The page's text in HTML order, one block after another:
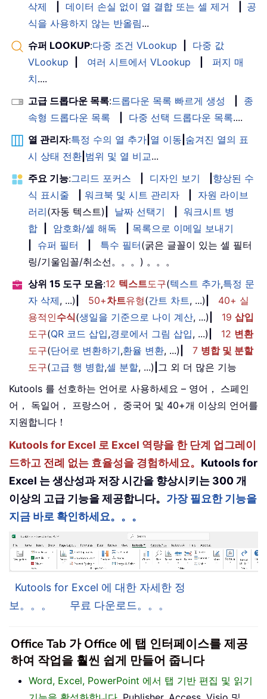
삭제
데이터 손실 없이 열 결합 또는 셀 제거
공
식을 사용하지 않는 반올림...
슈퍼 LOOKUP:다중 조건 VLookup
다중 값
VLookup
여러 시트에서 VLookup
퍼지 매
치....
고급 드롭다운 목록:드롭다운 목록 빠르게 생성
종
속형 드롭다운 목록
다중 선택 드롭다운 목록....
열 관리자:특정 수의 열 추가 열 이동 숨겨진 열의 표
시 상태 전환 범위 및 열 비교...
주요 기능:그리드 포커스 디자인 보기
향상된 수
식 표시줄
워크북 및 시트 관리자
자원 라이브
러리(자동 텍스트) 날짜 선택기
워크시트 병
합
암호화/셀 해독
목록으로 이메일 보내기
슈퍼 필터 특수 필터(굵은 글꼴이 있는 셀 필터
링/기울임꼴/취소선。。。) 。。。
상위 15 도구 모음:12 텍스트도구(텍스트 추가,특정 문
자 삭제, ...) 50+차트유형(간트 차트, ...)
40+ 실
용적인수식(생일을 기준으로 나이 계산, ...) 19 삽입
도구(QR 코드 삽입,경로에서 그림 삽입, ...) 12 변환
도구(단어로 변환하기,환율 변환, ...) 7 병합 및 분할
도구(고급 행 병합,셀 분할, ...) 그 외 더 많은 기능
Kutools 를 선호하는 언어로 사용하세요 – 영어， 스페인
어， 독일어， 프랑스어， 중국어 및 40+개 이상의 언어를
지원합니다！
Kutools for Excel 로 Excel 역량을 한 단계 업그레이
드하고 전례 없는 효율성을 경험하세요。 Kutools for
Excel 는 생산성과 저장 시간을 향상시키는 300 개
이상의 고급 기능을 제공합니다。 가장 필요한 기능을
지금 바로 확인하세요。。。
Kutools for Excel 에 대한 자세한 정
보。。。
무료 다운로드。。。
Office Tab 가 Office 에 탭 인터페이스를 제공
하여 작업을 훨씬 쉽게 만들어 줍니다
Word, Excel, PowerPoint 에서 탭 기반 편집 및 읽기